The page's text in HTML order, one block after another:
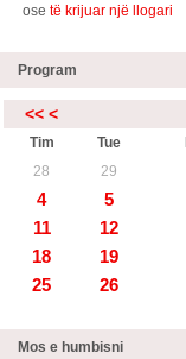
ose të krijuar një llogari
Program
<< <
Tim Tue
28
29
4
5
11
12
18
19
25
26
Mos e humbisni